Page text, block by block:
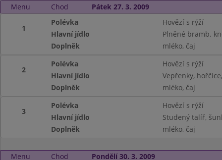
Menu
Chod Pátek 27. 3. 2009
1
Polévka
Hovězí s rýží
Hlavní jídlo
Plněné bramb.
Doplněk
mléko, čaj
2
Polévka
Hovězí s rýží
Hlavní jídlo
Vepřenky,
Doplněk
mléko, čaj
3
Polévka
Hovězí s rýží
Hlavní jídlo
Studený talíř,
Doplněk
mléko, čaj
Menu Chod Pondělí 30. 3. 2009